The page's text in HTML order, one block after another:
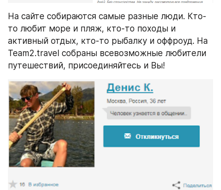
На сайте собираются самые разные люди. Кто-
то любит море и пляж, кто-то походы и
активный отдых, кто-то рыбалку и оффроуд. На
Team2.travel собраны всевозможные любители
путешествий, присоединяйтесь и Вы!